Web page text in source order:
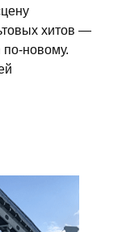
хитов —